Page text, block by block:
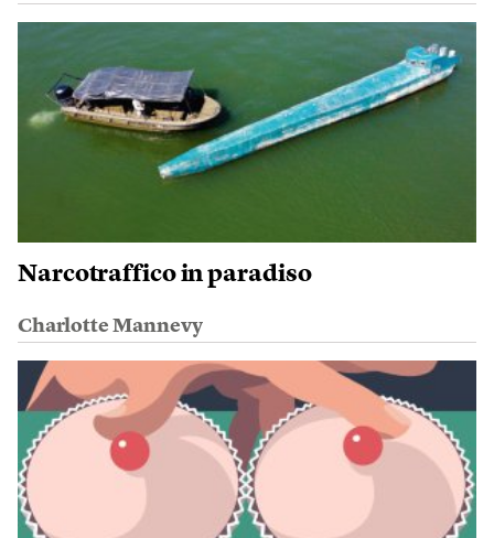
Narcotraffico in paradiso
Charlotte Mannevy